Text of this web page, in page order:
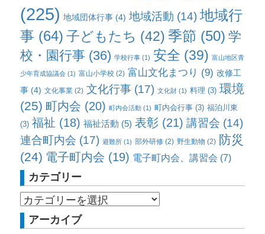
(225) 地域団体行事(4) 地域活動 (14) 地域行
事 (64) 子どもたち (42) 季節 (50) 学
校・園行事 (36) 学校行事(1) 安全 (39) 富山地区青
少年育成協議会(1) 富山小学校(2) 富山文化まつり (9) 改修工
事(4) 文化事業(2) 文化行事(17) 文化財(1) 料理 (3) 環境
(25) 町内会 (20) 町内会活動(1) 町内会行事(3) 福泊川東
(3) 福祉 (18) 福祉活動 (5) 表彰(21) 講習会 (14)
連合町内会 (17) 避難所(1) 部外研修(2) 野生動物 (2) 防災
(24) 電子町内会 (19) 電子町内会、講習会 (7)
カテゴリー
アーカイブ